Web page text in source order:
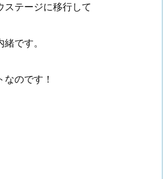
ステージに移行して
です。
のです！